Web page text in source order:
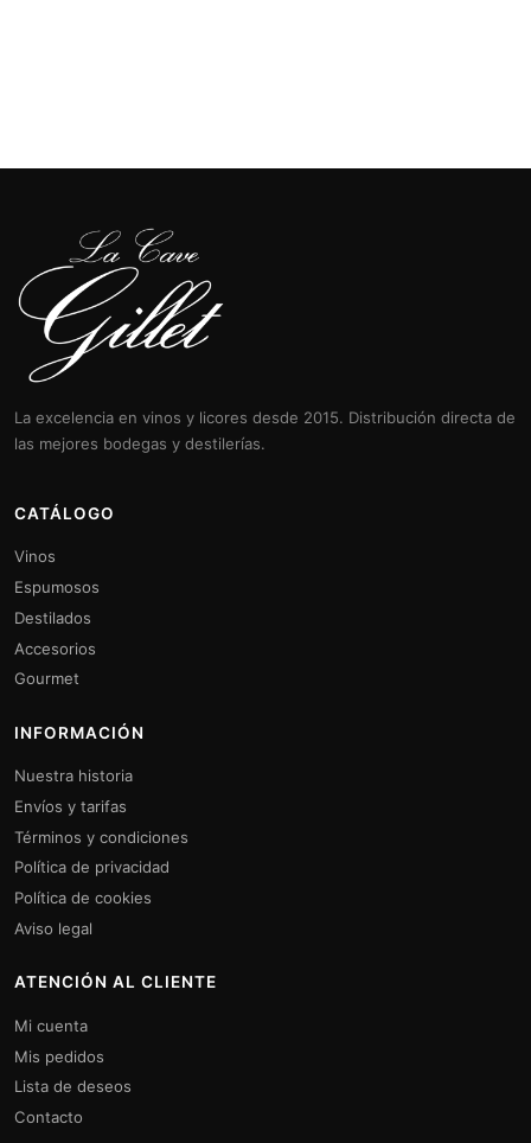
La excelencia en vinos y licores desde 2015. Distribución directa de
las mejores bodegas y destilerías.
CATÁLOGO
Vinos
Espumosos
Destilados
Accesorios
Gourmet
INFORMACIÓN
Nuestra historia
Envíos y tarifas
Términos y condiciones
Política de privacidad
Política de cookies
Aviso legal
ATENCIÓN AL CLIENTE
Mi cuenta
Mis pedidos
Lista de deseos
Contacto